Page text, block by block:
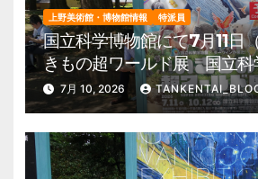
上野美術館・博物館情報 特派員
国立科学博物館にて7月11日
きもの超ワールド展 国立科
ーウィンが来た！』を開催
美術館・博物館 混雑情報他
7月 10, 2026